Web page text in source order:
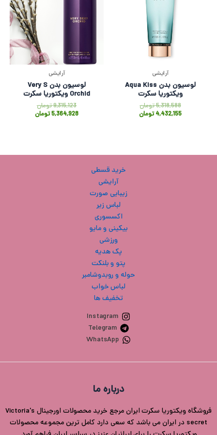
آرایشی
لوسیون بدن Aqua Kiss
ویکتوریا سکرت
5,318,588تومان
4,432,155تومان
آرایشی
لوسیون بدن Very S
Orchid ویکتوریا سکرت
9,315,123تومان
5,364,928تومان
خرید قسطی
آرایشی
زیبایی صورت
لباس زیر
اکسسوری
بیکینی و مایو
ورزشی
پک هدیه
پتو و بلنکت
حوله و روبدوشامبر
لباس خواب
تخفیف ها
Instagram
Telegram
WhatsApp
درباره ما
فروشگاه ویکتوریا سکرت ایران مرجع خرید محصولات اورجینال Victoria's
secret در ایران می باشد که سعی دارد کامل ترین مجموعه محصولات